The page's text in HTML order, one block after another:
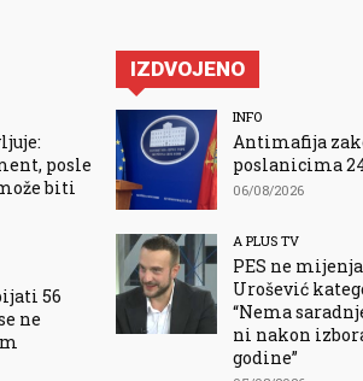
posle
biti
56
ne
IZDVOJENO
INFO
Antimafija
poslanicima
06/08/2026
A PLUS TV
PES ne
Urošević
“Nema
ni nakon
godine”